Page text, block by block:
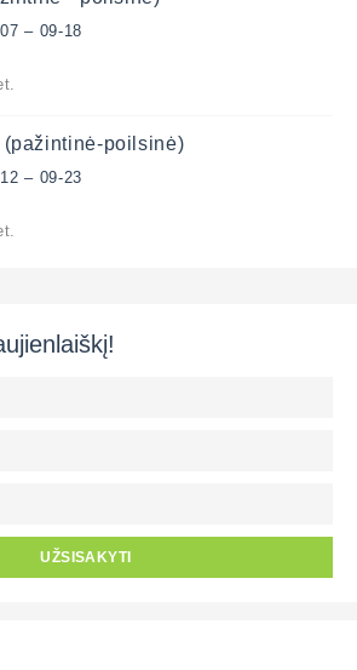
– 09-18
poilsinė)
– 09-23
UŽSISAKYTI